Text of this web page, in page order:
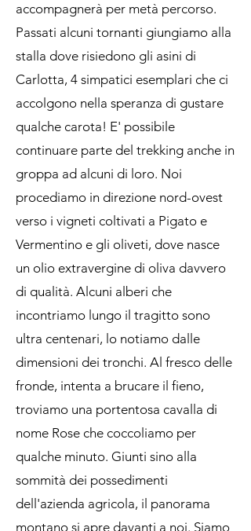
accompagnerà per metà percorso.
Passati alcuni tornanti giungiamo alla
stalla dove risiedono gli asini di
Carlotta, 4 simpatici esemplari che ci
accolgono nella speranza di gustare
qualche carota! E' possibile
continuare parte del trekking anche in
groppa ad alcuni di loro. Noi
procediamo in direzione nord-ovest
verso i vigneti coltivati a Pigato e
Vermentino e gli oliveti, dove nasce
un olio extravergine di oliva davvero
di qualità. Alcuni alberi che
incontriamo lungo il tragitto sono
ultra centenari, lo notiamo dalle
dimensioni dei tronchi. Al fresco delle
fronde, intenta a brucare il fieno,
troviamo una portentosa cavalla di
nome Rose che coccoliamo per
qualche minuto. Giunti sino alla
sommità dei possedimenti
dell'azienda agricola, il panorama
montano si apre davanti a noi. Siamo